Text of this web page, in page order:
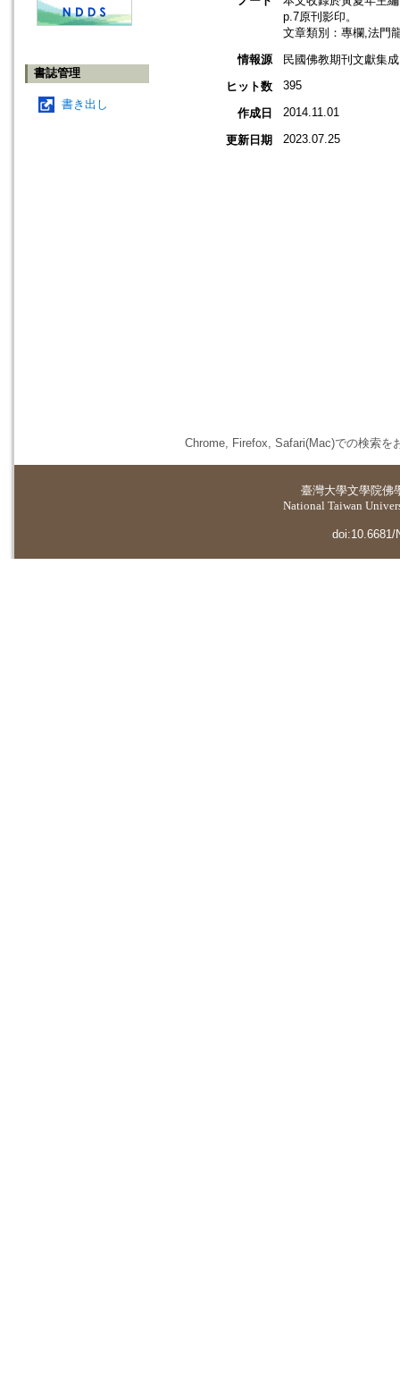
書誌管理
書き出し
p.7原刊影印。
文章類別：專欄,法門
情報源
民國佛教期刊文獻集
ヒット数
395
作成日 2014.11.01
更新日期 2023.07.25
Chrome, Firefox, Safari(Mac)での検索を
臺灣大學文學院佛
National Taiwan
doi:10.6681/